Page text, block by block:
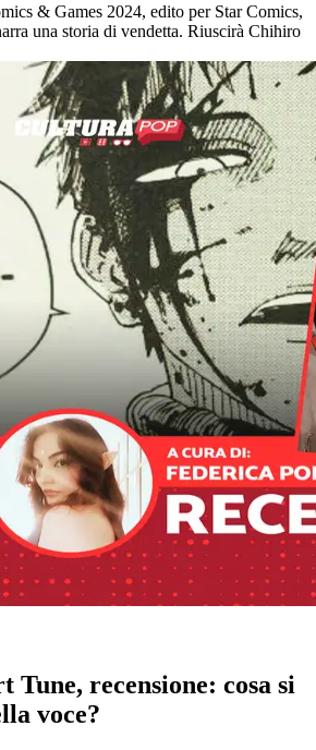
& Games 2024, edito per Star Comics,
una storia di vendetta. Riuscirà Chihiro
recensione: cosa si
voce?